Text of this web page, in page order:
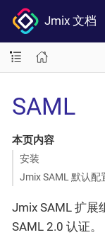
Jmix 文档
SAML
本页内容
安装
Jmix SAML 默认配
Jmix SAML 扩展
SAML 2.0 认证。